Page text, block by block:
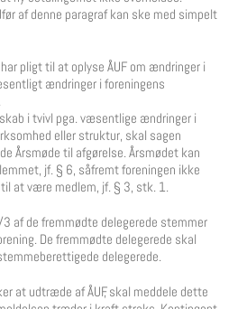
af denne paragraf kan ske med simpelt
pligt til at oplyse ÅUF om ændringer i
ændringer i foreningens
i tvivl pga. væsentlige ændringer i
eller struktur, skal sagen
Årsmøde til afgørelse. Årsmødet kan
jf. § 6, såfremt foreningen ikke
at være medlem, jf. § 3, stk. 1.
af de fremmødte delegerede stemmer
De fremmødte delegerede skal
delegerede.
at udtræde af ÅUF, skal meddele dette